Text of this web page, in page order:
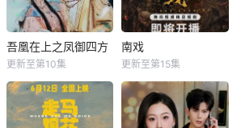
吾凰在上之凤御四方
更新至第10集
南戏
更新至第15集